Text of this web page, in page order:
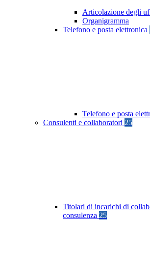
Articolazione degli
Organigramma
Telefono e posta elettronica
Telefono e posta
Consulenti e collaboratori 25
Titolari di incarichi di
consulenza 25